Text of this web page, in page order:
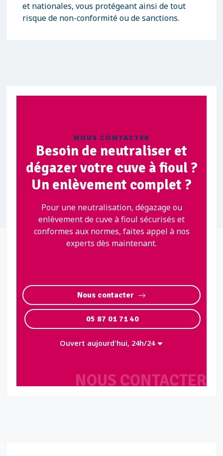
et nationales, vous protégeant ainsi de tout
risque de non-conformité ou de sanctions.
NOUS CONTACTER
NOUS CONTACTER
Besoin de neutraliser et
dégazer votre cuve à fioul ?
Un enlèvement complet ?
Pour une neutralisation, dégazage ou
enlèvement de cuve à fioul sécurisés et
conformes aux normes, faites appel à nos
experts dès maintenant.
Nous contacter
05 87 01 71 40
Ouvert aujourd'hui, 24h/24